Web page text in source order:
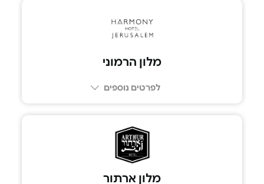
מלון הרמוני
לפרטים נוספים
מלון ארתור